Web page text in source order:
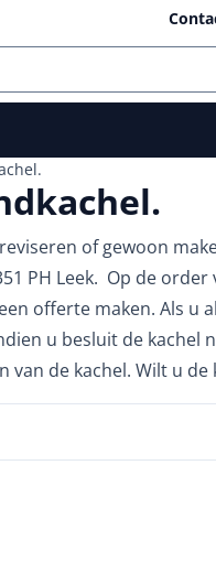
of gewoon
PH Leek. Op de
offerte maken. Als
u besluit de kachel
de kachel. Wilt u